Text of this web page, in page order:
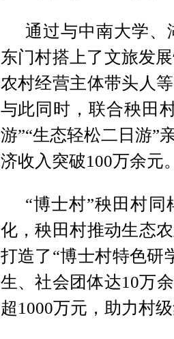
通过与中南大学、
东门村搭上了文旅发
农村经营主体带头人
与此同时，联合秧田
游”“生态轻松二日游”
济收入突破100万余元
“博士村”秧田村
化，秧田村推动生态
打造了“博士村特色研
生、社会团体达10万
超1000万元，助力村